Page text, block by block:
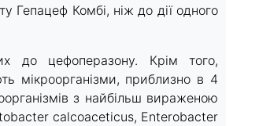
Гепацеф Комбі, ніж до дії одного
до цефоперазону. Крім того,
мікроорганізми, приблизно в 4
з найбільш вираженою
calcoaceticus, Enterobacter